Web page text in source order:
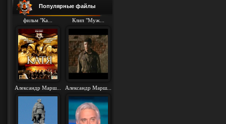
Популярные файлы
фильм "Ка... Клип "Муж...
Александр Марш... Александр Марш...